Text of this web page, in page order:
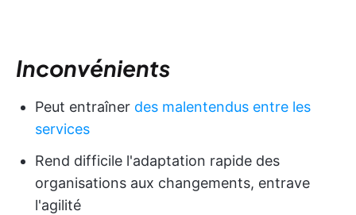
Inconvénients
Peut entraîner des malentendus entre les
services
Rend difficile l'adaptation rapide des
organisations aux changements, entrave
l'agilité